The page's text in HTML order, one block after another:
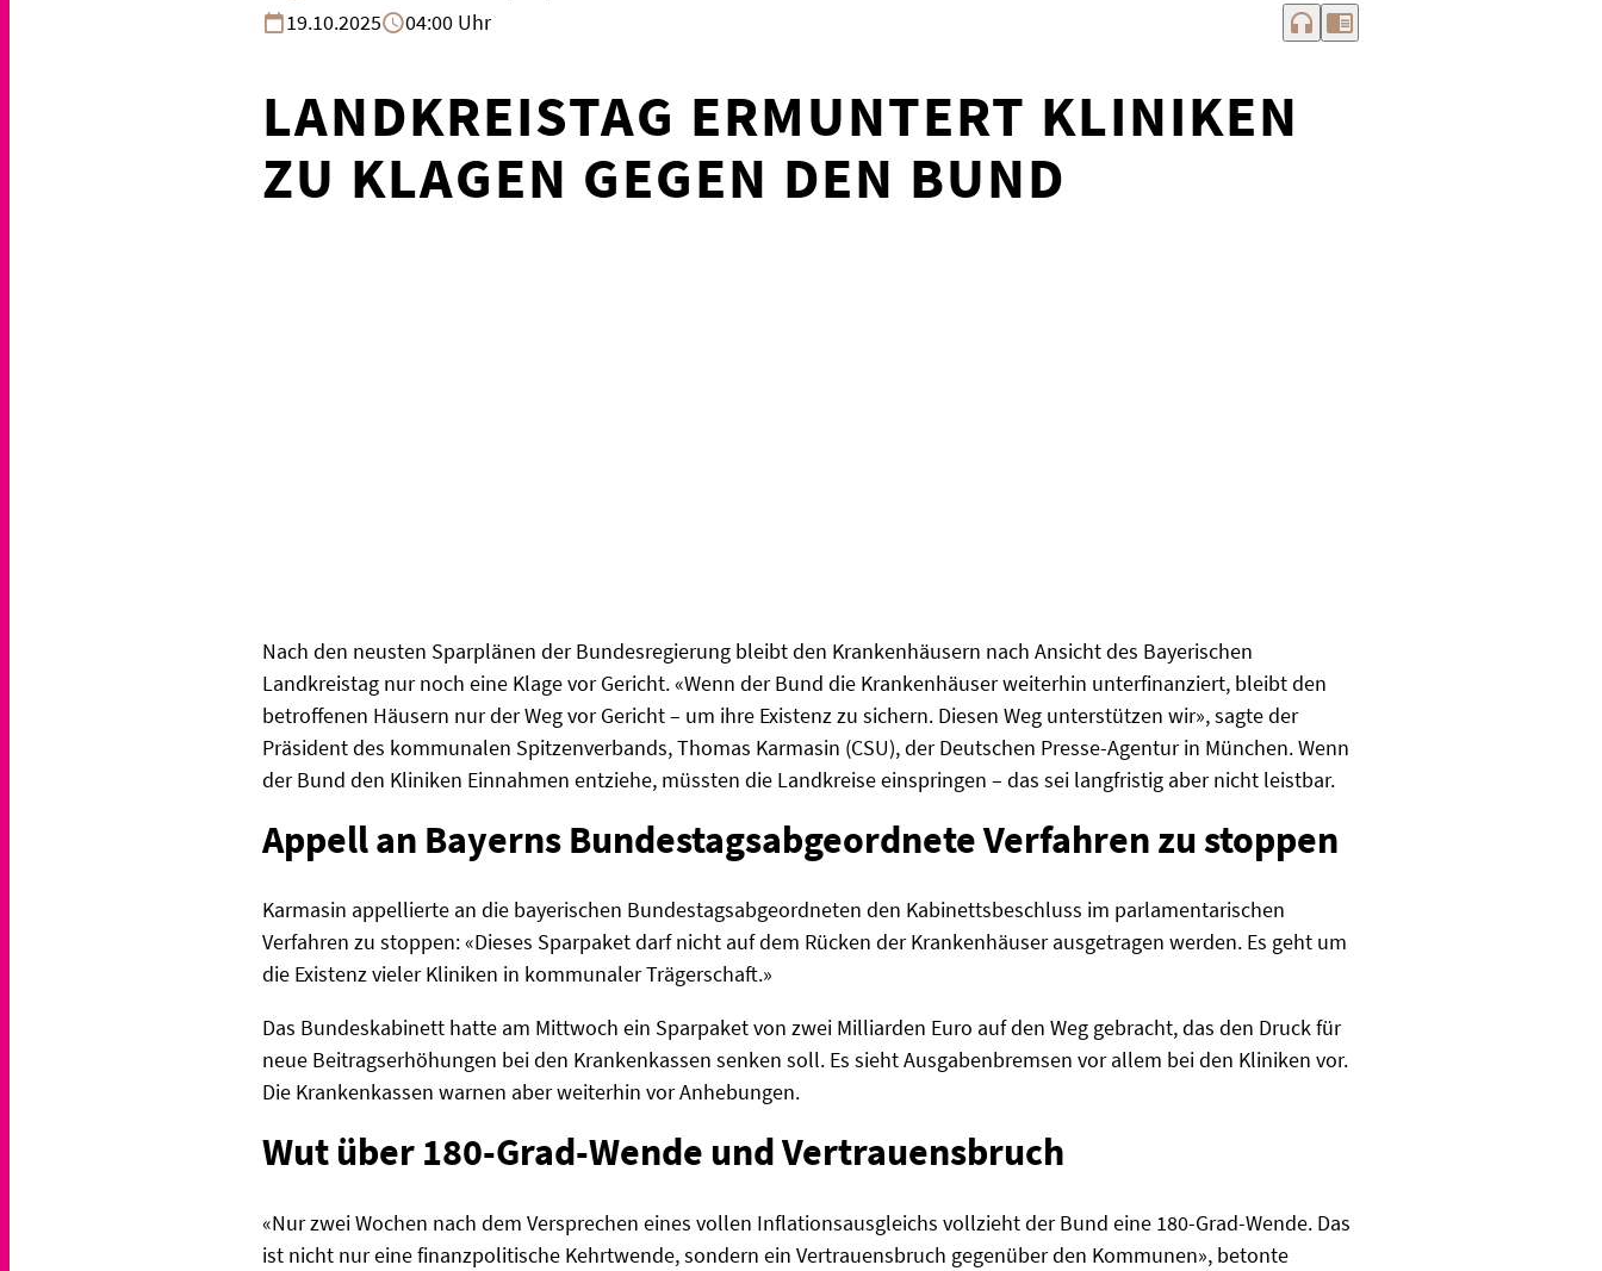
19.10.2025
04:00 Uhr headphones chrome_reader_mode
LANDKREISTAG ERMUNTERT KLINIKEN
ZU KLAGEN GEGEN DEN BUND
Nach den neusten Sparplänen der Bundesregierung bleibt den Krankenhäusern nach Ansicht des Bayerischen
Landkreistag nur noch eine Klage vor Gericht. «Wenn der Bund die Krankenhäuser weiterhin unterfinanziert, bleibt den
betroffenen Häusern nur der Weg vor Gericht – um ihre Existenz zu sichern. Diesen Weg unterstützen wir», sagte der
Präsident des kommunalen Spitzenverbands, Thomas Karmasin (CSU), der Deutschen Presse-Agentur in München. Wenn
der Bund den Kliniken Einnahmen entziehe, müssten die Landkreise einspringen – das sei langfristig aber nicht leistbar.
Appell an Bayerns Bundestagsabgeordnete Verfahren zu stoppen
Karmasin appellierte an die bayerischen Bundestagsabgeordneten den Kabinettsbeschluss im parlamentarischen
Verfahren zu stoppen: «Dieses Sparpaket darf nicht auf dem Rücken der Krankenhäuser ausgetragen werden. Es geht um
die Existenz vieler Kliniken in kommunaler Trägerschaft.»
Das Bundeskabinett hatte am Mittwoch ein Sparpaket von zwei Milliarden Euro auf den Weg gebracht, das den Druck für
neue Beitragserhöhungen bei den Krankenkassen senken soll. Es sieht Ausgabenbremsen vor allem bei den Kliniken vor.
Die Krankenkassen warnen aber weiterhin vor Anhebungen.
Wut über 180-Grad-Wende und Vertrauensbruch
«Nur zwei Wochen nach dem Versprechen eines vollen Inflationsausgleichs vollzieht der Bund eine 180-Grad-Wende. Das
ist nicht nur eine finanzpolitische Kehrtwende, sondern ein Vertrauensbruch gegenüber den Kommunen», betonte